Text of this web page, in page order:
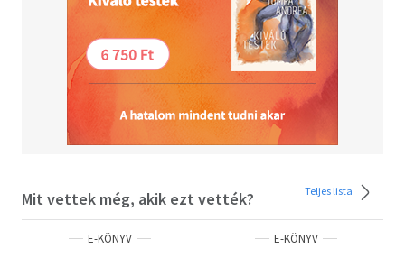
Mit vettek még, akik ezt vették? Teljes lista
E-KÖNYV E-KÖNYV